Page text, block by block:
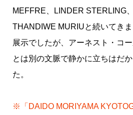
MEFFRE、LINDER STERLING
THANDIWE MURIUと続いてき
展示でしたが、アーネスト・コ
とは別の文脈で静かに立ちはだ
た。
※「DAIDO MORIYAMA